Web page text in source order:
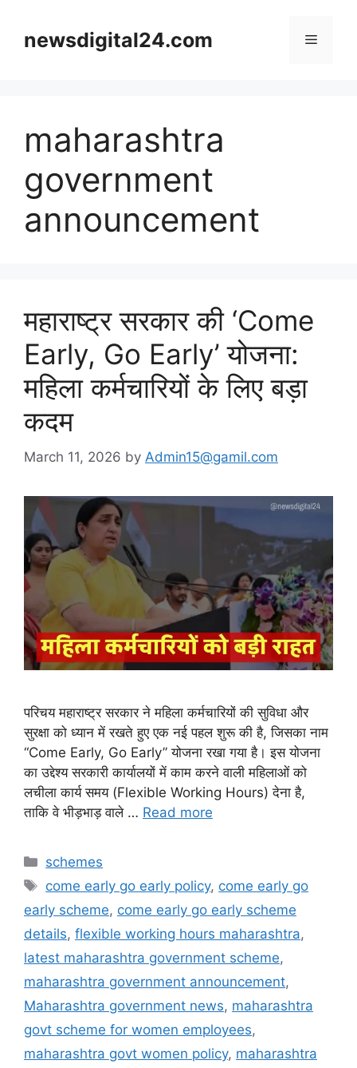
contentnewsdigital24.com Menu
maharashtra
government
announcement
महाराष्ट्र सरकार की ‘Come
Early, Go Early’ योजना:
महिला कर्मचारियों के लिए बड़ा
कदम
March 11, 2026 by Admin15@gamil.com
परिचय महाराष्ट्र सरकार ने महिला कर्मचारियों की सुविधा और
सुरक्षा को ध्यान में रखते हुए एक नई पहल शुरू की है, जिसका नाम
“Come Early, Go Early” योजना रखा गया है। इस योजना
का उद्देश्य सरकारी कार्यालयों में काम करने वाली महिलाओं को
लचीला कार्य समय (Flexible Working Hours) देना है,
ताकि वे भीड़भाड़ वाले … Read more
Categories
schemes
Tags
come early go early policy, come early go
early scheme, come early go early scheme
details, flexible working hours maharashtra,
latest maharashtra government scheme,
maharashtra government announcement,
Maharashtra government news, maharashtra
govt scheme for women employees,
maharashtra govt women policy, maharashtra